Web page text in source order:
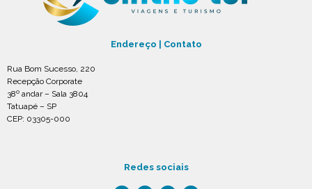
Endereço | Contato
Rua Bom Sucesso, 220
Recepção Corporate
38º andar – Sala 3804
Tatuapé – SP
CEP: 03305-000
Redes sociais